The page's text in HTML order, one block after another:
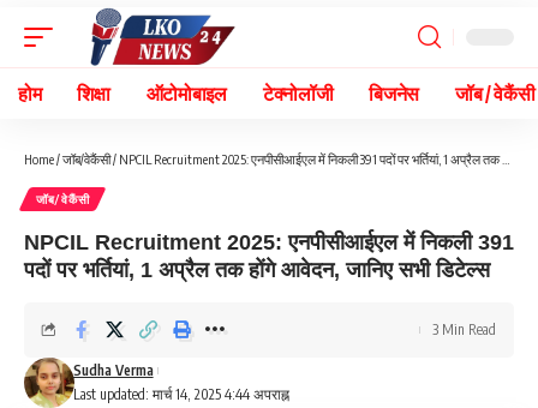
होम शिक्षा ऑटोमोबाइल टेक्नोलॉजी बिजनेस जॉब / वेकैंसी
Home/जॉब/वेकैंसी/ NPCIL Recruitment 2025: एनपीसीआईएल में निकली 391 पदों पर भर्तियां, 1 अप्रैल तक होंगे आवेदन, जानिए सभी डिटेल्स
जॉब/वेकैंसी
NPCIL Recruitment 2025: एनपीसीआईएल में निकली 391
पदों पर भर्तियां, 1 अप्रैल तक होंगे आवेदन, जानिए सभी डिटेल्स
Last updated: मार्च 14, 2025 4:44 अपराह्न
Sudha Verma
3 Min Read